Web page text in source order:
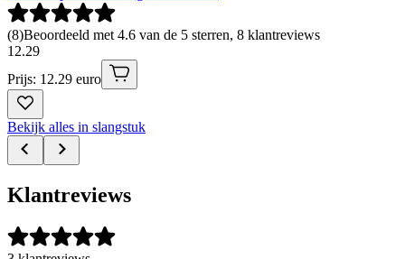
(8)Beoordeeld met 4.6 van de 5 sterren, 8 klantreviews
12.29
Prijs: 12.29 euro
Bekijk alles in slangstuk
Klantreviews